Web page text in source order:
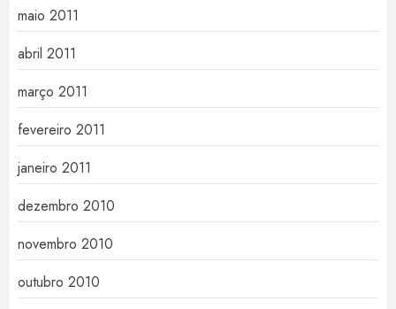
maio 2011
abril 2011
março 2011
fevereiro 2011
janeiro 2011
dezembro 2010
novembro 2010
outubro 2010